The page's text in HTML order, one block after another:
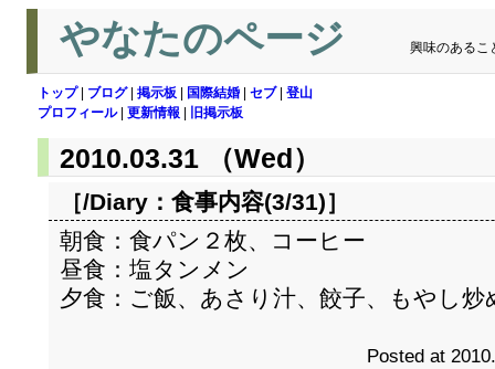
やなたのページ 興味のあるこ
トップ| ブログ| 掲示板 国際結婚 セブ| 登山
プロフィール| 更新情報 旧掲示板
2010.03.31 （Wed）
［/Diary： 食事内容(3/31)］
朝食：食パン２枚、コーヒー
昼食：塩タンメン
夕食：ご飯、あさり汁、餃子、もやし
Posted at